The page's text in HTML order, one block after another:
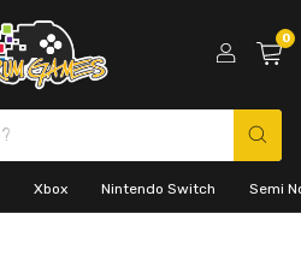
0
Xbox Nintendo Switch Semi